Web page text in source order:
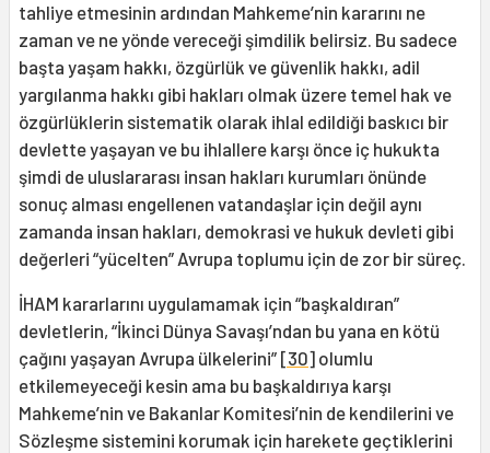
tahliye etmesinin ardından Mahkeme’nin kararını ne
zaman ve ne yönde vereceği şimdilik belirsiz. Bu sadece
başta yaşam hakkı, özgürlük ve güvenlik hakkı, adil
yargılanma hakkı gibi hakları olmak üzere temel hak ve
özgürlüklerin sistematik olarak ihlal edildiği baskıcı bir
devlette yaşayan ve bu ihlallere karşı önce iç hukukta
şimdi de uluslararası insan hakları kurumları önünde
sonuç alması engellenen vatandaşlar için değil aynı
zamanda insan hakları, demokrasi ve hukuk devleti gibi
değerleri “yücelten” Avrupa toplumu için de zor bir süreç.
İHAM kararlarını uygulamamak için “başkaldıran”
devletlerin, “İkinci Dünya Savaşı’ndan bu yana en kötü
çağını yaşayan Avrupa ülkelerini” [30] olumlu
etkilemeyeceği kesin ama bu başkaldırıya karşı
Mahkeme’nin ve Bakanlar Komitesi’nin de kendilerini ve
Sözleşme sistemini korumak için harekete geçtiklerini